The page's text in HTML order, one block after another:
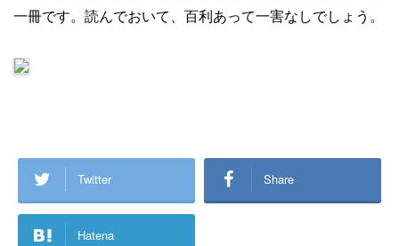
一冊です。読んでおいて、百利あって一害なしでしょう。
Twitter Share
Hatena